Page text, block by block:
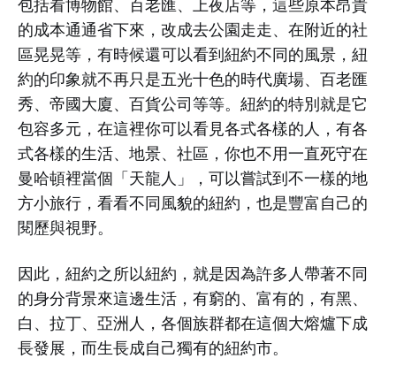
包括看博物館、百老匯、上夜店等，這些原本昂貴
的成本通通省下來，改成去公園走走、在附近的社
區晃晃等，有時候還可以看到紐約不同的風景，紐
約的印象就不再只是五光十色的時代廣場、百老匯
秀、帝國大廈、百貨公司等等。紐約的特別就是它
包容多元，在這裡你可以看見各式各樣的人，有各
式各樣的生活、地景、社區，你也不用一直死守在
曼哈頓裡當個「天龍人」，可以嘗試到不一樣的地
方小旅行，看看不同風貌的紐約，也是豐富自己的
閱歷與視野。
因此，紐約之所以紐約，就是因為許多人帶著不同
的身分背景來這邊生活，有窮的、富有的，有黑、
白、拉丁、亞洲人，各個族群都在這個大熔爐下成
長發展，而生長成自己獨有的紐約市。